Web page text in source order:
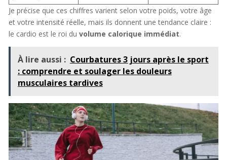
Je précise que ces chiffres varient selon votre poids, votre âge
et votre intensité réelle, mais ils donnent une tendance claire :
le cardio est le roi du volume calorique immédiat.
À lire aussi : Courbatures 3 jours après le sport
: comprendre et soulager les douleurs
musculaires tardives